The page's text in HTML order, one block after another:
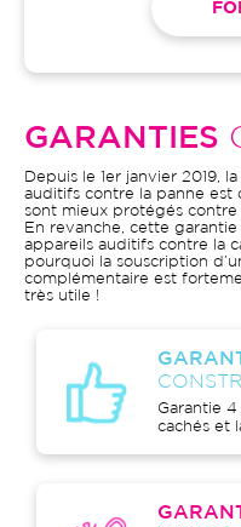
GARANTIES
Depuis le 1er janvier 2019,
auditifs contre la panne est
sont mieux protégés contre
En revanche, cette
appareils auditifs contre la
pourquoi la souscription
complémentaire est
très utile !
Garantie 4
cachés et